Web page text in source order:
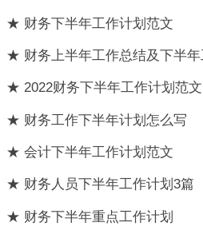
★ 财务下半年工作计划范文
★ 财务上半年工作总结及下半年
★ 2022财务下半年工作计划范文
★ 财务工作下半年计划怎么写
★ 会计下半年工作计划范文
★ 财务人员下半年工作计划3篇
★ 财务下半年重点工作计划